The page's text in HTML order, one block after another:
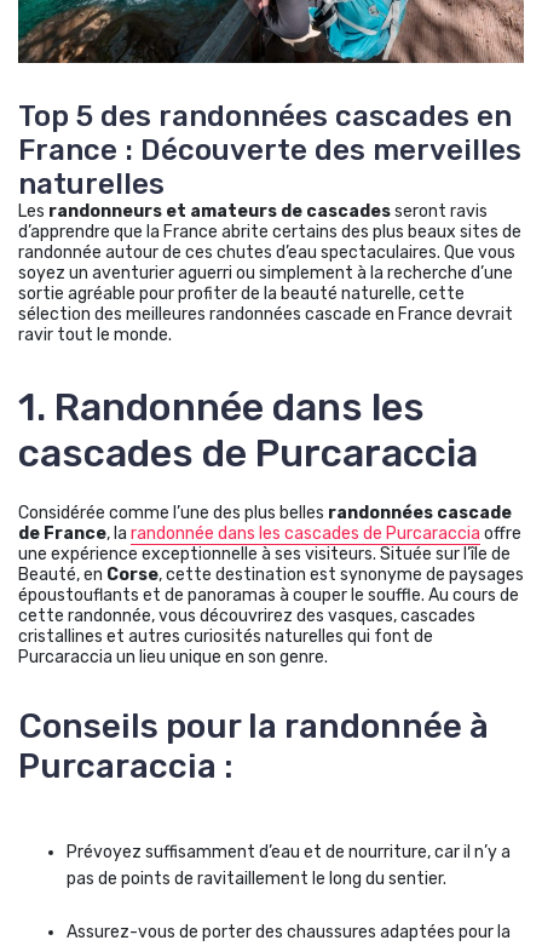
Top 5 des randonnées cascades en
France : Découverte des merveilles
naturelles
Les randonneurs et amateurs de cascadesseront ravis
d’apprendre que la France abrite certains des plus beaux sites de
randonnée autour de ces chutes d’eau spectaculaires. Que vous
soyez un aventurier aguerri ou simplement à la recherche d’une
sortie agréable pour profiter de la beauté naturelle, cette
sélection des meilleures randonnées cascade en France devrait
ravir tout le monde.
1. Randonnée dans les
cascades de Purcaraccia
Considérée comme l’une des plus belles randonnées cascade
de France, la randonnée dans les cascades de Purcaraccia offre
une expérience exceptionnelle à ses visiteurs. Située sur l’île de
Beauté, en Corse, cette destination est synonyme de paysages
époustouflants et de panoramas à couper le souffle. Au cours de
cette randonnée, vous découvrirez des vasques, cascades
cristallines et autres curiosités naturelles qui font de
Purcaraccia un lieu unique en son genre.
Conseils pour la randonnée à
Purcaraccia :
Prévoyez suffisamment d’eau et de nourriture, car il n’y a
pas de points de ravitaillement le long du sentier.
Assurez-vous de porter des chaussures adaptées pour la